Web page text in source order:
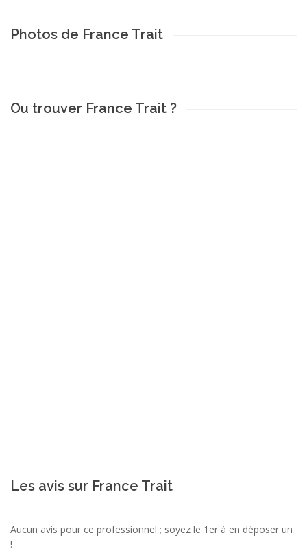
Photos de France Trait
Ou trouver France Trait ?
Les avis sur France Trait
Aucun avis pour ce professionnel ; soyez le 1er à en déposer un
!